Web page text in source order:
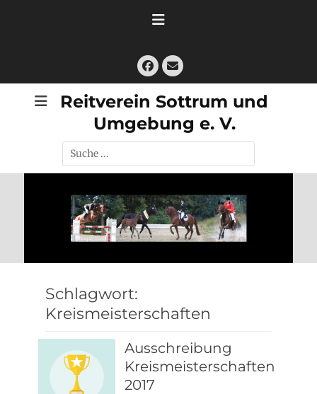
Facebook
E-
Mail
Reitverein Sottrum und
Umgebung e. V.
Suche
nach:
Schlagwort:
Kreismeisterschaften
Ausschreibung
Kreismeisterschaften
2017